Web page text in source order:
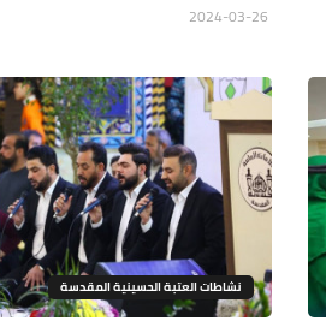
نشاطات العتبة الحسينية المقدسة